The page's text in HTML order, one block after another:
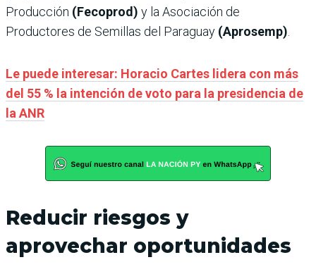
Producción (Fecoprod) y la Asociación de
Productores de Semillas del Paraguay (Aprosemp)
Le puede interesar: Horacio Cartes lidera con más
del 55 % la intención de voto para la presidencia de
la ANR
Reducir riesgos y
aprovechar oportunidades